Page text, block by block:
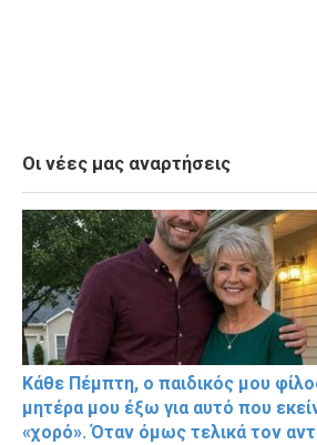
Οι νέες μας αναρτήσεις
Κάθε Πέμπτη, ο παιδικός μου
μητέρα μου έξω για αυτό που
«χορό». Όταν όμως τελικά τον